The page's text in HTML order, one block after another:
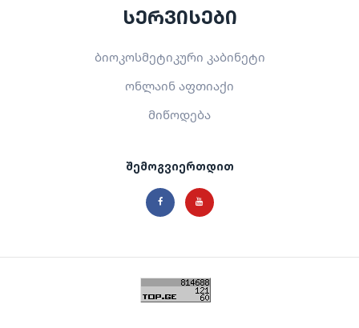
სერვისები
ბიოკოსმეტიკური კაბინეტი
ონლაინ აფთიაქი
მიწოდება
შემოგვიერთდით